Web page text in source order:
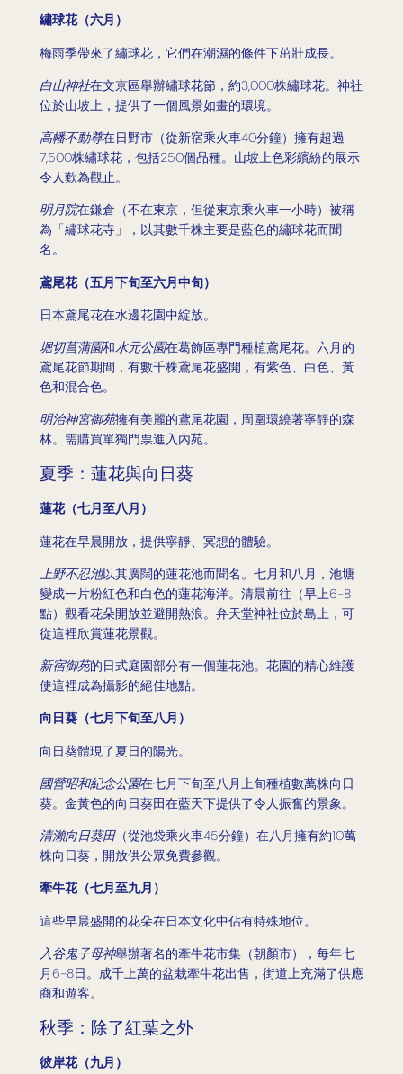
繡球花（六月）
梅雨季帶來了繡球花，它們在潮濕的條件下茁壯成長。
白山神社在文京區舉辦繡球花節，約3,000株繡球花。神社
位於山坡上，提供了一個風景如畫的環境。
高幡不動尊在日野市（從新宿乘火車40分鐘）擁有超過
7,500株繡球花，包括250個品種。山坡上色彩繽紛的展示
令人歎為觀止。
明月院在鎌倉（不在東京，但從東京乘火車一小時）被稱
為「繡球花寺」，以其數千株主要是藍色的繡球花而聞
名。
鳶尾花（五月下旬至六月中旬）
日本鳶尾花在水邊花園中綻放。
堀切菖蒲園和水元公園在葛飾區專門種植鳶尾花。六月的
鳶尾花節期間，有數千株鳶尾花盛開，有紫色、白色、黃
色和混合色。
明治神宮御苑擁有美麗的鳶尾花園，周圍環繞著寧靜的森
林。需購買單獨門票進入內苑。
夏季：蓮花與向日葵
蓮花（七月至八月）
蓮花在早晨開放，提供寧靜、冥想的體驗。
上野不忍池以其廣闊的蓮花池而聞名。七月和八月，池塘
變成一片粉紅色和白色的蓮花海洋。清晨前往（早上6-8
點）觀看花朵開放並避開熱浪。弁天堂神社位於島上，可
從這裡欣賞蓮花景觀。
新宿御苑的日式庭園部分有一個蓮花池。花園的精心維護
使這裡成為攝影的絕佳地點。
向日葵（七月下旬至八月）
向日葵體現了夏日的陽光。
國營昭和紀念公園在七月下旬至八月上旬種植數萬株向日
葵。金黃色的向日葵田在藍天下提供了令人振奮的景象。
清瀨向日葵田（從池袋乘火車45分鐘）在八月擁有約10萬
株向日葵，開放供公眾免費參觀。
牽牛花（七月至九月）
這些早晨盛開的花朵在日本文化中佔有特殊地位。
入谷鬼子母神舉辦著名的牽牛花市集（朝顏市），每年七
月6-8日。成千上萬的盆栽牽牛花出售，街道上充滿了供應
商和遊客。
秋季：除了紅葉之外
彼岸花（九月）